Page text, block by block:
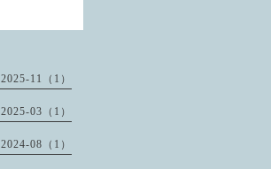
2025-11（1）
2025-03（1）
2024-08（1）